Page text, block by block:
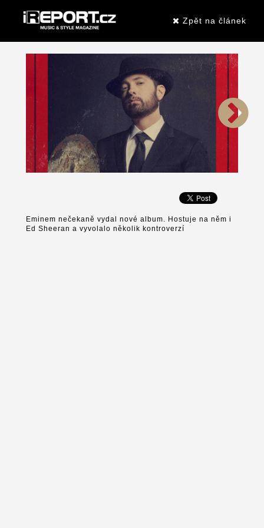
Zpět na článek
Eminem nečekaně vydal nové album. Hostuje na něm i
Ed Sheeran a vyvolalo několik kontroverzí